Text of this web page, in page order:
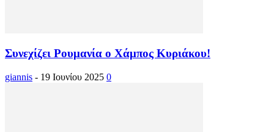
Συνεχίζει Ρουμανία ο Χάμπος Κυριάκου!
giannis - 19 Ιουνίου 2025 0